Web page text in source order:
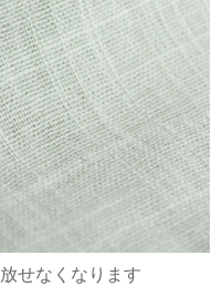
せなくなります